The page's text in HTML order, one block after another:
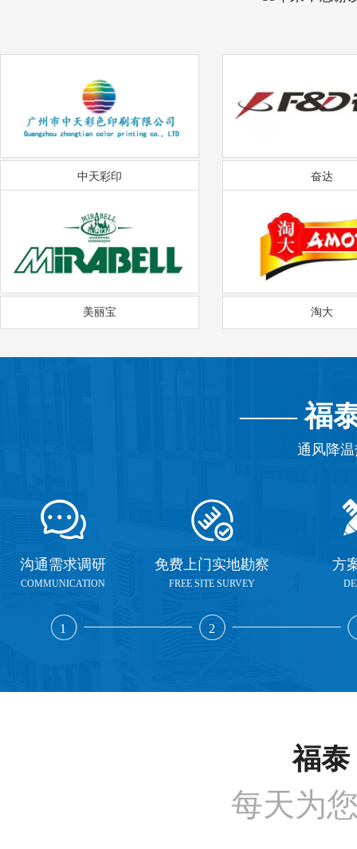
中天彩印 奋达
美丽宝 淘大
——福
通风降
沟通需求调研
COMMUNICATION
1
免费上门实地勘察
FREE SITE SURVEY
2
方
福泰
每天为